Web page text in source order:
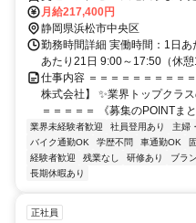
月給217,400円
静岡県浜松市中央区
勤務時間詳細 実働時間：1日
あたり21日 9:00～17:50（休憩
仕事内容 ＝＝＝＝＝＝＝＝＝
株式会社】 ✨業界トップクラ
＝＝＝＝＝ 《募集のPOINTま
業界未経験者歓迎 社員登用あり 主婦
バイク通勤OK
学歴不問 車通勤OK
経験者歓迎
残業なし 研修あり ブラ
長期休暇あり
正社員